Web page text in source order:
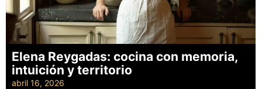
Elena Reygadas: cocina con memoria,
intuición y territorio
abril 16, 2026